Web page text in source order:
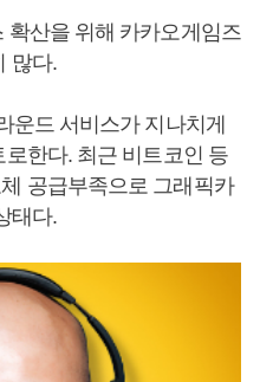
확산을 위해 카카오게임즈
많다.
운드 서비스가 지나치게
한다. 최근 비트코인 등
공급부족으로 그래픽카
태다.